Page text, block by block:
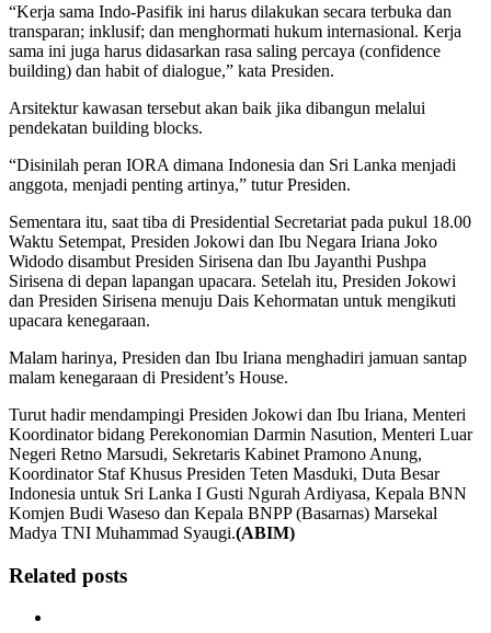
“Kerja sama Indo-Pasifik ini harus dilakukan secara terbuka dan
transparan; inklusif; dan menghormati hukum internasional. Kerja
sama ini juga harus didasarkan rasa saling percaya (confidence
building) dan habit of dialogue,” kata Presiden.
Arsitektur kawasan tersebut akan baik jika dibangun melalui
pendekatan building blocks.
“Disinilah peran IORA dimana Indonesia dan Sri Lanka menjadi
anggota, menjadi penting artinya,” tutur Presiden.
Sementara itu, saat tiba di Presidential Secretariat pada pukul 18.00
Waktu Setempat, Presiden Jokowi dan Ibu Negara Iriana Joko
Widodo disambut Presiden Sirisena dan Ibu Jayanthi Pushpa
Sirisena di depan lapangan upacara. Setelah itu, Presiden Jokowi
dan Presiden Sirisena menuju Dais Kehormatan untuk mengikuti
upacara kenegaraan.
Malam harinya, Presiden dan Ibu Iriana menghadiri jamuan santap
malam kenegaraan di President’s House.
Turut hadir mendampingi Presiden Jokowi dan Ibu Iriana, Menteri
Koordinator bidang Perekonomian Darmin Nasution, Menteri Luar
Negeri Retno Marsudi, Sekretaris Kabinet Pramono Anung,
Koordinator Staf Khusus Presiden Teten Masduki, Duta Besar
Indonesia untuk Sri Lanka I Gusti Ngurah Ardiyasa, Kepala BNN
Komjen Budi Waseso dan Kepala BNPP (Basarnas) Marsekal
Madya TNI Muhammad Syaugi.(ABIM)
Related posts